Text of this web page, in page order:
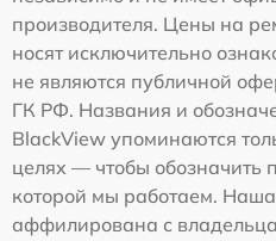
производителя. Цены на
носят исключительно
не являются публичной
ГК РФ. Названия и
BlackView упоминаются
целях — чтобы обозначить
которой мы работаем.
аффилирована с